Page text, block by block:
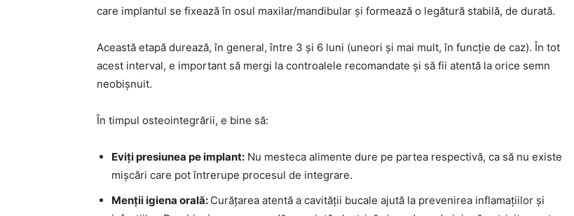
care implantul se fixează în osul maxilar/mandibular și formează o legătură stabilă, de durată.
Această etapă durează, în general, între 3 și 6 luni (uneori și mai mult, în funcție de caz). În tot
acest interval, e important să mergi la controalele recomandate și să fii atentă la orice semn
neobișnuit.
În timpul osteointegrării, e bine să:
Eviți presiunea pe implant: Nu mesteca alimente dure pe partea respectivă, ca să nu existe
mișcări care pot întrerupe procesul de integrare.
Menții igiena orală: Curățarea atentă a cavității bucale ajută la prevenirea inflamațiilor și